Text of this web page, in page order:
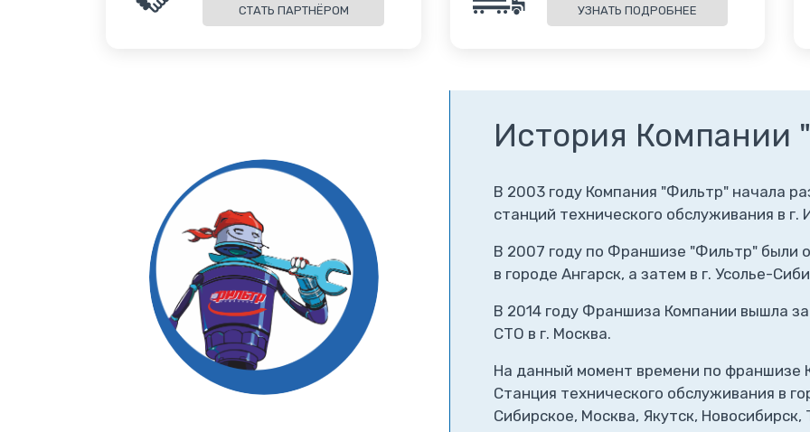
СТАТЬ ПАРТНЁРОМ УЗНАТЬ ПОДРОБНЕЕ
История Компании
В 2003 году Компания "Фильтр" начала
станций технического обслуживания в г.
В 2007 году по Франшизе "Фильтр" были
в городе Ангарск, а затем в г. Усолье-
В 2014 году Франшиза Компании вышла
СТО в г. Москва.
На данный момент времени по франшизе
Станция технического обслуживания в
Сибирское, Москва, Якутск, Новосибирск,